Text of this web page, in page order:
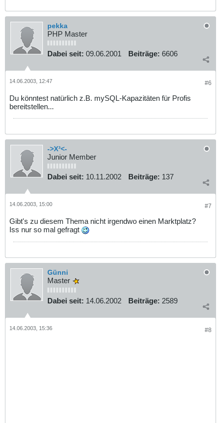
pekka
PHP Master
Dabei seit: 09.06.2001 Beiträge: 6606
#6
14.06.2003, 12:47
Du könntest natürlich z.B. mySQL-Kapazitäten für Profis
bereitstellen...
->X³<-
Junior Member
Dabei seit: 10.11.2002 Beiträge: 137
#7
14.06.2003, 15:00
Gibt's zu diesem Thema nicht irgendwo einen Marktplatz?
Iss nur so mal gefragt
Günni
Master
Dabei seit: 14.06.2002 Beiträge: 2589
#8
14.06.2003, 15:36